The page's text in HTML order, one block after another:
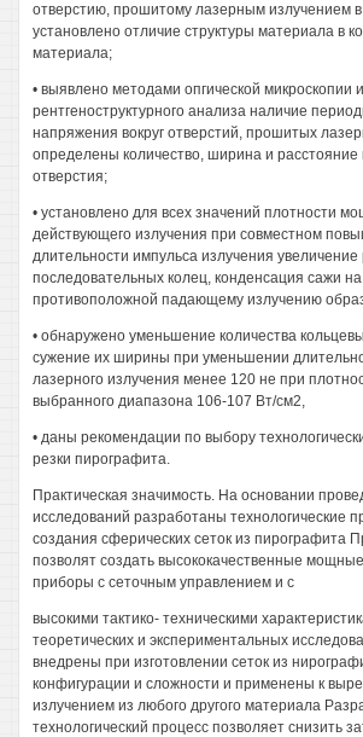
отверстию, прошитому лазерным излучением
установлено отличие структуры материала в
материала;
• выявлено методами опгической микроскопии и
рентгеноструктурного анализа наличие
напряжения вокруг отверстий, прошитых
определены количество, ширина и расстояние
отверстия;
• установлено для всех значений плотности
действующего излучения при совместном
длительности импульса излучения увеличение
последовательных колец, конденсация сажи
противоположной падающему излучению
• обнаружено уменьшение количества
сужение их ширины при уменьшении
лазерного излучения менее 120 не при
выбранного диапазона 106-107 Вт/см2,
• даны рекомендации по выбору
резки пирографита.
Практическая значимость. На основании
исследований разработаны технологические
создания сферических сеток из пирографита
позволят создать высококачественные
приборы с сеточным управлением и с
высокими тактико- техническими
теоретических и экспериментальных
внедрены при изготовлении сеток из
конфигурации и сложности и применены к
излучением из любого другого материала
технологический процесс позволяет снизить